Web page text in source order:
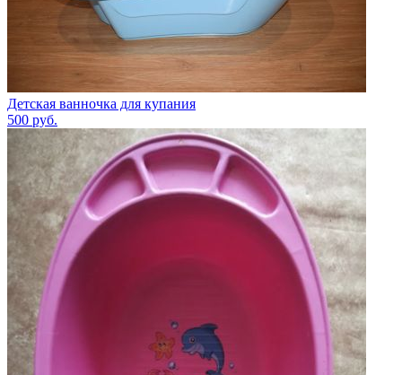
Детская ванночка для купания
500 руб.